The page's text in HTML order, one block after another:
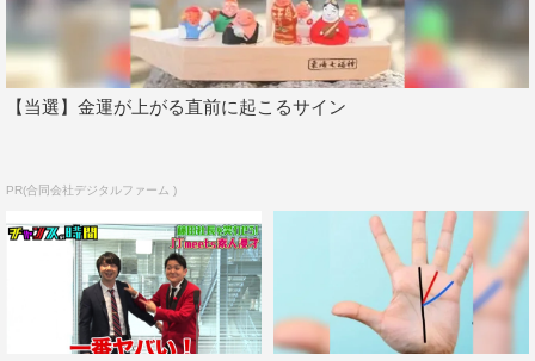
【当選】金運が上がる直前に起こるサイン
PR(合同会社デジタルファーム )